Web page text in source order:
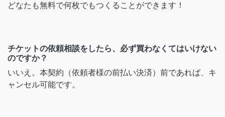
どなたも無料で何枚でもつくることができます！
チケットの依頼相談をしたら、必ず買わなくてはいけない
のですか？
いいえ。本契約（依頼者様の前払い決済）前であれば、キ
ャンセル可能です。